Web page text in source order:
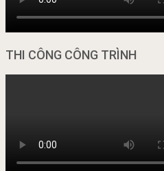
THI CÔNG CÔNG TRÌNH